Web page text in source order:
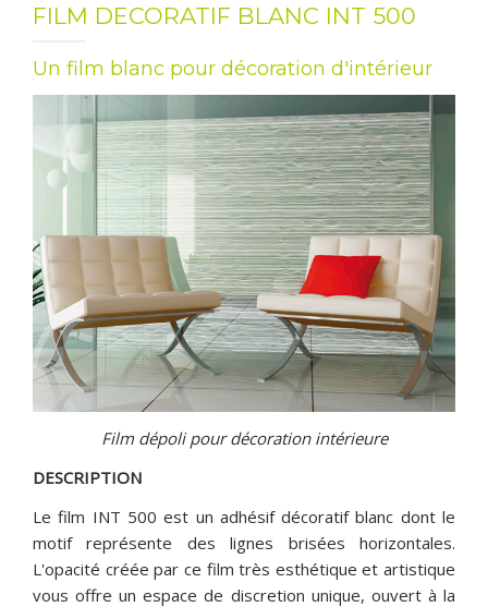
CONTACT & DEVIS GRATUIT
FILM DECORATIF BLANC INT 500
Un film blanc pour décoration d'intérieur
Film dépoli pour décoration intérieure
DESCRIPTION
Le film INT 500 est un adhésif décoratif blanc dont le
motif représente des lignes brisées horizontales.
L'opacité créée par ce film très esthétique et artistique
vous offre un espace de discretion unique, ouvert à la